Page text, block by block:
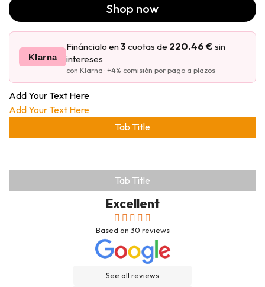
Shop now
Klarna
Fináncialo en3 cuotas de 220.46 € sin
intereses
con Klarna · +4% comisión por pago a plazos
Add Your Text Here
Add Your Text Here
Tab Title
Tab Title
Excellent
Based on 30 reviews
See all reviews